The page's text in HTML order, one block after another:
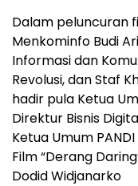
Dalam peluncuran
Menkominfo Budi
Informasi dan
Revolusi, dan Staf
hadir pula Ketua
Direktur Bisnis
Ketua Umum
Film “Derang
Dodid Widjanarko